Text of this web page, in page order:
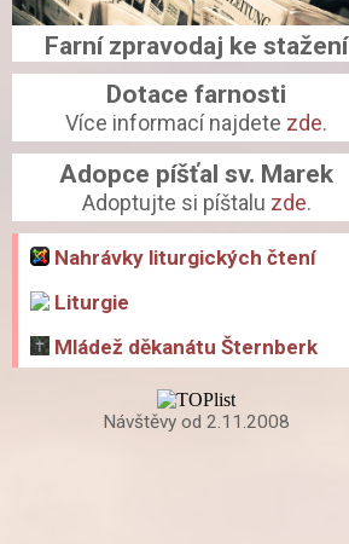
Farní zpravodaj ke stažení
Dotace farnosti
Více informací najdete zde.
Adopce píšťal sv. Marek
Adoptujte si píštalu zde.
Nahrávky liturgických čtení
Liturgie
Mládež děkanátu Šternberk
Návštěvy od 2.11.2008